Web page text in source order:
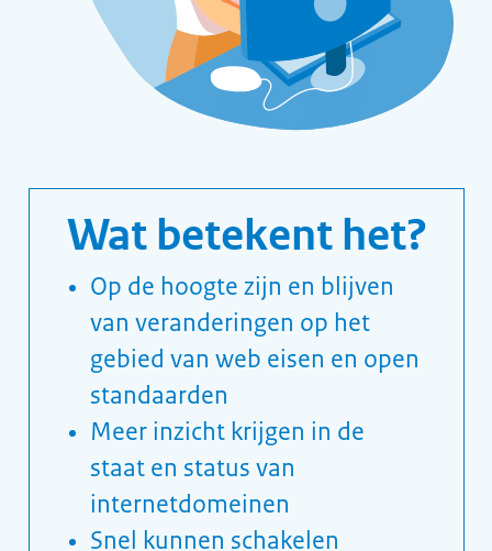
zoals het bij het
Rijksinstituut voor
Volksgezondheid en Milieu
(RIVM) in april 2020 fout
Open standaarden
voorkomen zwakke schakels
in beveiliging, borgen
samenwerking tussen ICT-
systemen en maken digitale
informatie toegankelijker
Lees meer